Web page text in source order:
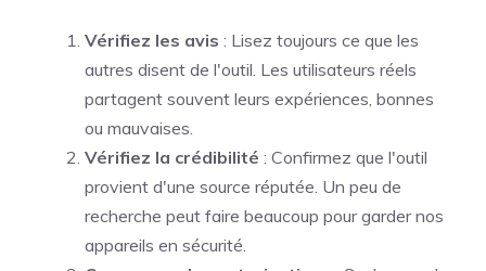
Vérifiez les avis : Lisez toujours ce que les
autres disent de l'outil. Les utilisateurs réels
partagent souvent leurs expériences, bonnes
ou mauvaises.
Vérifiez la crédibilité : Confirmez que l'outil
provient d'une source réputée. Un peu de
recherche peut faire beaucoup pour garder nos
appareils en sécurité.